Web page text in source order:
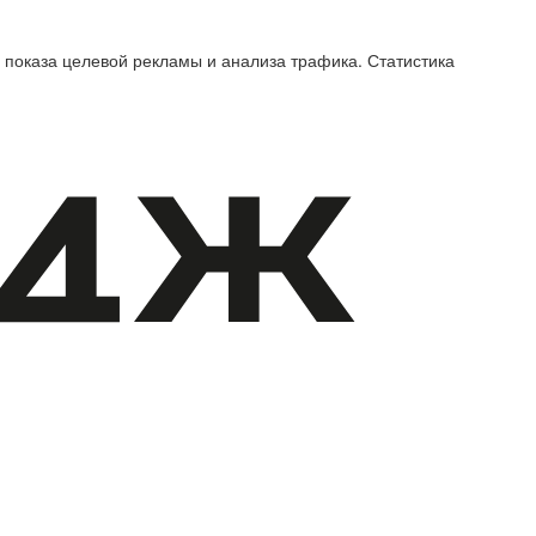
целевой рекламы и анализа трафика. Статистика